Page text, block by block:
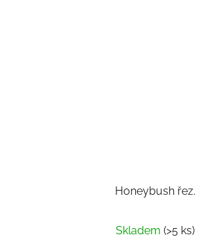
Honeybush řez.
Skladem (>5 ks)